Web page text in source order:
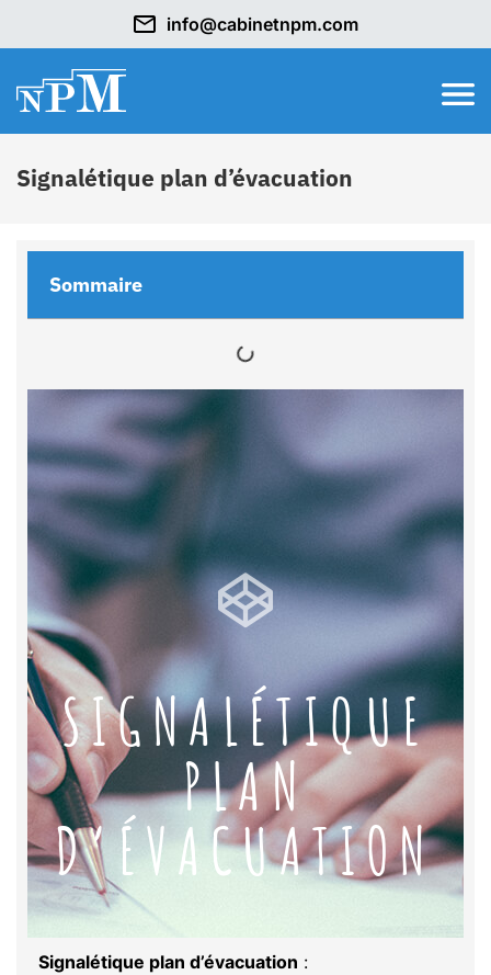
info@cabinetnpm.com
Signalétique plan d’évacuation
Sommaire
SIGNALÉTIQUE
PLAN
D’ÉVACUATION
Signalétique plan d’évacuation :